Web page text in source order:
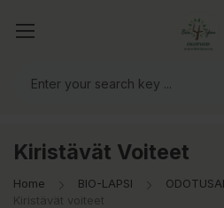
Kiristävät Voiteet
Home BIO-LAPSI
Kiristävät voiteet